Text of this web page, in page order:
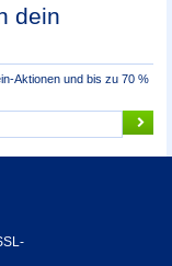
dein
Aktionen und bis zu 70 %